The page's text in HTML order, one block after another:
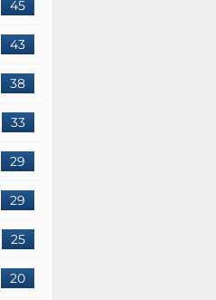
45
43
38
33
29
29
25
20